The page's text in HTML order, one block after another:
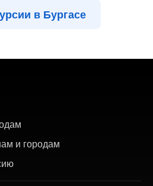
в Бургасе
и городам